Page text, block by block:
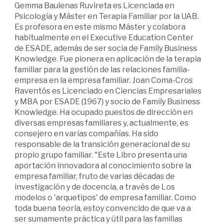
Gemma Baulenas Ruvireta es Licenciada en
Psicología y Máster en Terapia Familiar por la UAB.
Es profesora en este mismo Máster y colabora
habitualmente en el Executive Education Center
de ESADE, además de ser socia de Family Business
Knowledge. Fue pionera en aplicación de la terapia
familiar para la gestión de las relaciones familia-
empresa en la empresa familiar. Joan Coma-Cros
Raventós es Licenciado en Ciencias Empresariales
y MBA por ESADE (1967) y socio de Family Business
Knowledge. Ha ocupado puestos de dirección en
diversas empresas familiares y, actualmente, es
consejero en varias compañías. Ha sido
responsable de la transición generacional de su
propio grupo familiar. "Este Libro presenta una
aportación innovadora al conocimiento sobre la
empresa familiar, fruto de varias décadas de
investigación y de docencia, a través de Los
modelos o 'arquetipos' de empresa familiar. Como
toda buena teoría, estoy convencido de que va a
ser sumamente práctica y útil para las familias